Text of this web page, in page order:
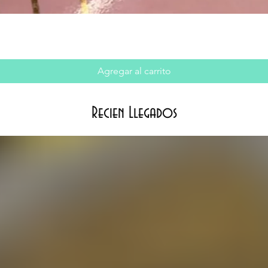
Agregar al carrito
Recien Llegados